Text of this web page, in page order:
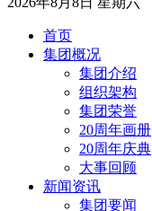
首页
集团概况
集团介绍
组织架构
集团荣誉
20周年画册
20周年庆典
大事回顾
新闻资讯
集团要闻